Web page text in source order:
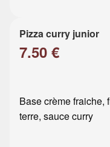
Pizza curry junior
7.50 €
Base crème fraiche,
terre, sauce curry